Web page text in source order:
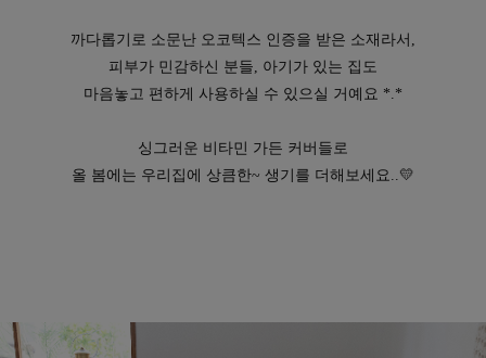
까다롭기로 소문난 오코텍스 인증을 받은 소재라서,
피부가 민감하신 분들, 아기가 있는 집도
마음놓고 편하게 사용하실 수 있으실 거예요 *.*
싱그러운 비타민 가든 커버들로
올 봄에는 우리집에 상큼한~ 생기를 더해보세요..💛